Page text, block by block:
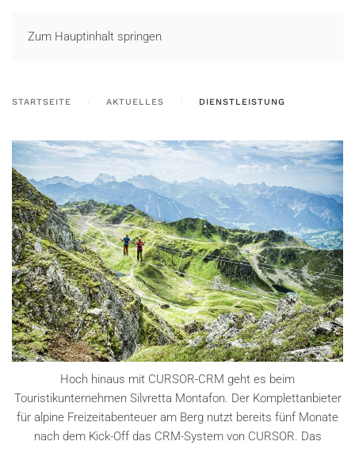
Zum Hauptinhalt springen
STARTSEITE AKTUELLES DIENSTLEISTUNG
Hoch hinaus mit CURSOR-CRM geht es beim
Touristikunternehmen Silvretta Montafon. Der Komplettanbieter
für alpine Freizeitabenteuer am Berg nutzt bereits fünf Monate
nach dem Kick-Off das CRM-System von CURSOR. Das